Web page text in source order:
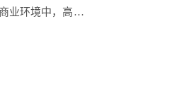
业环境中，高…